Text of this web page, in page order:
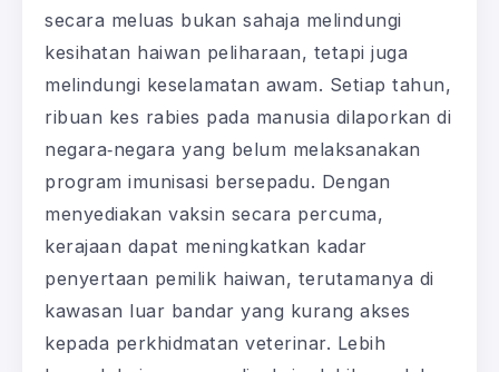
secara meluas bukan sahaja melindungi
kesihatan haiwan peliharaan, tetapi juga
melindungi keselamatan awam. Setiap tahun,
ribuan kes rabies pada manusia dilaporkan di
negara‑negara yang belum melaksanakan
program imunisasi bersepadu. Dengan
menyediakan vaksin secara percuma,
kerajaan dapat meningkatkan kadar
penyertaan pemilik haiwan, terutamanya di
kawasan luar bandar yang kurang akses
kepada perkhidmatan veterinar. Lebih